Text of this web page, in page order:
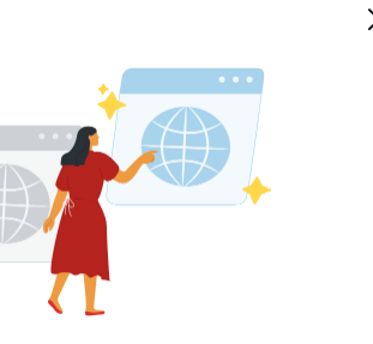
jalan.
sistem hiburan di New Fortuner
premium yang menghadirkan